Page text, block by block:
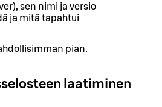
sen nimi ja versio
ja mitä tapahtui
pian.
laatiminen